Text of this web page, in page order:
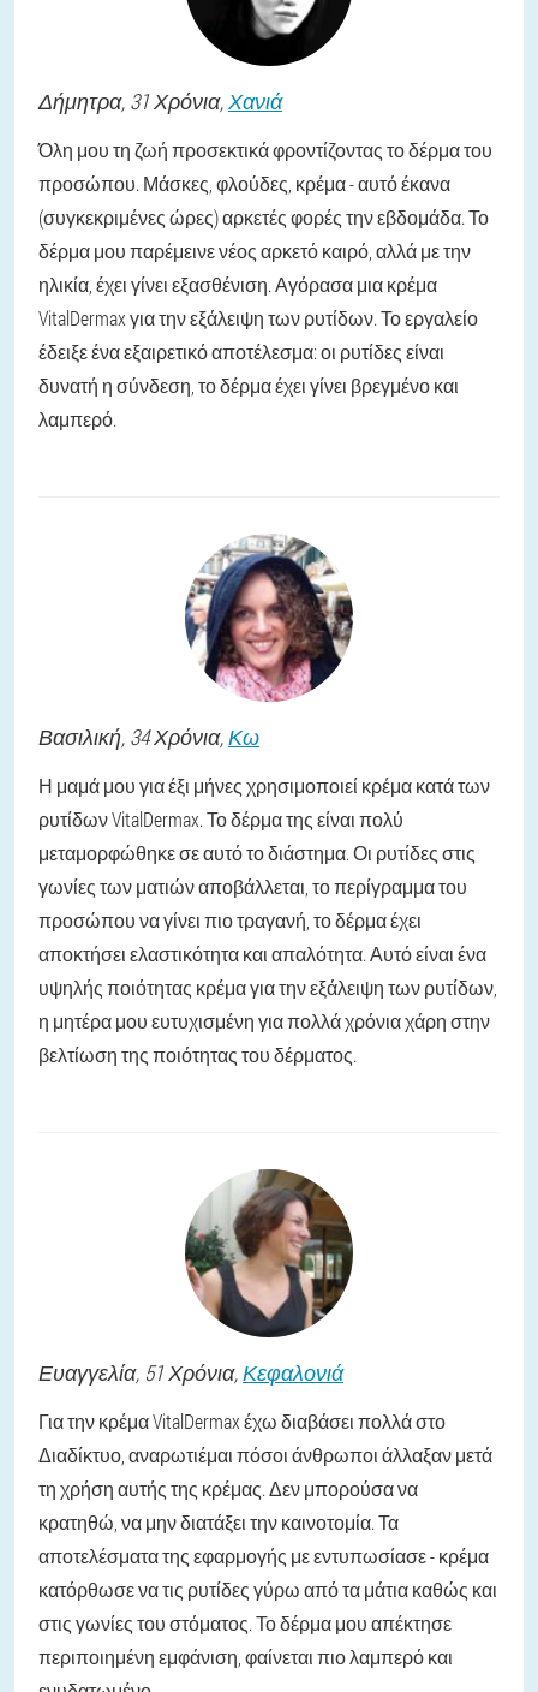
Δήμητρα, 31 Χρόνια,Χανιά
Όλη μου τη ζωή προσεκτικά φροντίζοντας το δέρμα του
προσώπου. Μάσκες, φλούδες, κρέμα - αυτό έκανα
(συγκεκριμένες ώρες) αρκετές φορές την εβδομάδα. Το
δέρμα μου παρέμεινε νέος αρκετό καιρό, αλλά με την
ηλικία, έχει γίνει εξασθένιση. Αγόρασα μια κρέμα
VitalDermax για την εξάλειψη των ρυτίδων. Το εργαλείο
έδειξε ένα εξαιρετικό αποτέλεσμα: οι ρυτίδες είναι
δυνατή η σύνδεση, το δέρμα έχει γίνει βρεγμένο και
λαμπερό.
Βασιλική, 34 Χρόνια,Κω
Η μαμά μου για έξι μήνες χρησιμοποιεί κρέμα κατά των
ρυτίδων VitalDermax. Το δέρμα της είναι πολύ
μεταμορφώθηκε σε αυτό το διάστημα. Οι ρυτίδες στις
γωνίες των ματιών αποβάλλεται, το περίγραμμα του
προσώπου να γίνει πιο τραγανή, το δέρμα έχει
αποκτήσει ελαστικότητα και απαλότητα. Αυτό είναι ένα
υψηλής ποιότητας κρέμα για την εξάλειψη των ρυτίδων,
η μητέρα μου ευτυχισμένη για πολλά χρόνια χάρη στην
βελτίωση της ποιότητας του δέρματος.
Ευαγγελία, 51 Χρόνια,Κεφαλονιά
Για την κρέμα VitalDermax έχω διαβάσει πολλά στο
Διαδίκτυο, αναρωτιέμαι πόσοι άνθρωποι άλλαξαν μετά
τη χρήση αυτής της κρέμας. Δεν μπορούσα να
κρατηθώ, να μην διατάξει την καινοτομία. Τα
αποτελέσματα της εφαρμογής με εντυπωσίασε - κρέμα
κατόρθωσε να τις ρυτίδες γύρω από τα μάτια καθώς και
στις γωνίες του στόματος. Το δέρμα μου απέκτησε
περιποιημένη εμφάνιση, φαίνεται πιο λαμπερό και